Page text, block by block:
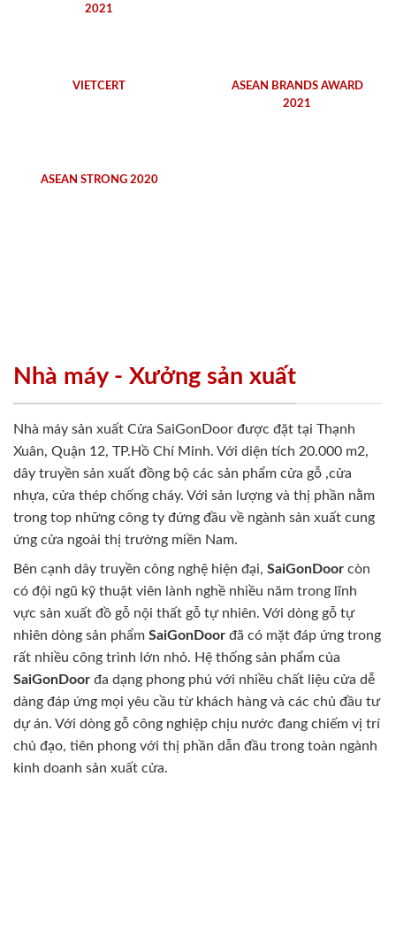
2021
VIETCERT
ASEAN BRANDS AWARD
2021
ASEAN STRONG 2020
Nhà máy - Xưởng sản xuất
Nhà máy sản xuất Cửa SaiGonDoor được đặt tại Thạnh
Xuân, Quận 12, TP.Hồ Chí Minh. Với diện tích 20.000 m2,
dây truyền sản xuất đồng bộ các sản phẩm cửa gỗ ,cửa
nhựa, cửa thép chống cháy. Với sản lượng và thị phần nằm
trong top những công ty đứng đầu về ngành sản xuất cung
ứng cửa ngoài thị trường miền Nam.
Bên cạnh dây truyền công nghệ hiện đại, SaiGonDoor còn
có đội ngũ kỹ thuật viên lành nghề nhiều năm trong lĩnh
vực sản xuất đồ gỗ nội thất gỗ tự nhiên. Với dòng gỗ tự
nhiên dòng sản phẩm SaiGonDoor đã có mặt đáp ứng trong
rất nhiều công trình lớn nhỏ. Hệ thống sản phẩm của
SaiGonDoor đa dạng phong phú với nhiều chất liệu cửa dễ
dàng đáp ứng mọi yêu cầu từ khách hàng và các chủ đầu tư
dự án. Với dòng gỗ công nghiệp chịu nước đang chiếm vị trí
chủ đạo, tiên phong với thị phần dẫn đầu trong toàn ngành
kinh doanh sản xuất cửa.